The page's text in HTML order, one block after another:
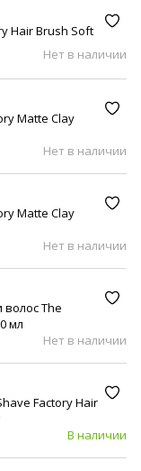
Hair Brush Soft
Нет в наличии
Matte Clay
Нет в наличии
Matte Clay
Нет в наличии
волос The
мл
Нет в наличии
Factory Hair
В наличии